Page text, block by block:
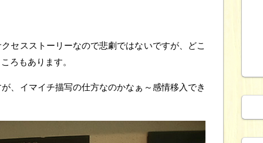
セスストーリーなので悲劇ではないですが、どこ
ろもあります。
、イマイチ描写の仕方なのかなぁ～感情移入でき